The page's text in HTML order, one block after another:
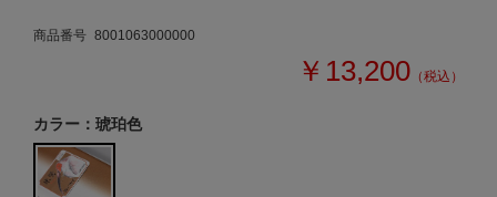
商品番号 8001063000000
￥13,200 （税込）
カラー：琥珀色